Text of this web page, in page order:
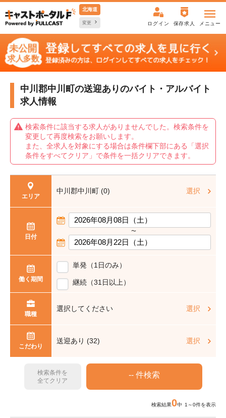
北海道
変更 ログイン 保存求人 メニュー
中川郡中川町の送迎ありのバイト・アルバイト
求人情報
検索条件に該当する求人がありませんでした。検索条件を
変更して再度検索をお願いします。
また、全求人を対象にする場合は条件欄下部にある「選択
条件をすべてクリア」で条件を一括クリアできます。
エリア
中川郡中川町 (0) 選択
日付
〜
働く期間
単発（1日のみ）
継続（31日以上）
職種
選択してください 選択
こだわり
送迎あり (32) 選択
検索条件を
全てクリア
検索結果0中 1～0件を表示